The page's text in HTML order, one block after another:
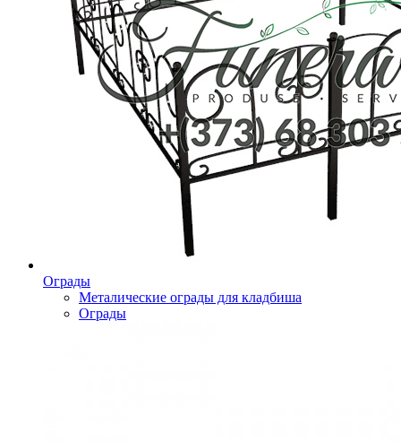
Ограды
Металические ограды для кладбиша
Ограды